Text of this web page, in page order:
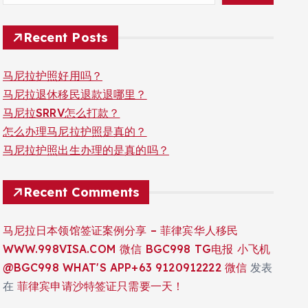
Recent Posts
马尼拉护照好用吗？
马尼拉退休移民退款退哪里？
马尼拉SRRV怎么打款？
怎么办理马尼拉护照是真的？
马尼拉护照出生办理的是真的吗？
Recent Comments
马尼拉日本领馆签证案例分享 – 菲律宾华人移民
WWW.998VISA.COM 微信 BGC998 TG电报 小飞机
@BGC998 WHAT'S APP+63 9120912222 微信 发表
在 菲律宾申请沙特签证只需要一天！